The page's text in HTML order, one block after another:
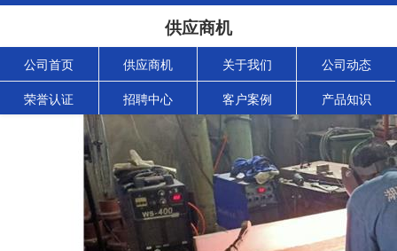
供应商机
公司首页 供应商机 关于我们 公司动态
荣誉认证 招聘中心 客户案例 产品知识